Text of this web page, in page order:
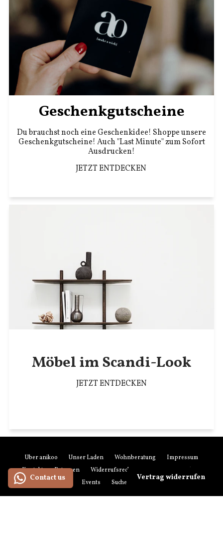
Geschenkgutscheine
Du brauchst noch eine Geschenkidee! Shoppe unsere
Geschenkgutscheine! Auch "Last Minute" zum Sofort
Ausdrucken!
JETZT ENTDECKEN
Möbel im Scandi-Look
JETZT ENTDECKEN
Über anikoo Unser Laden Wohnberatung
Impressum
Kontakt
Retouren Widerrufsrecht
Zahlung & Versand
Events Suchen Newsletter-Anmeldung
Vertrag widerrufen
Contact us